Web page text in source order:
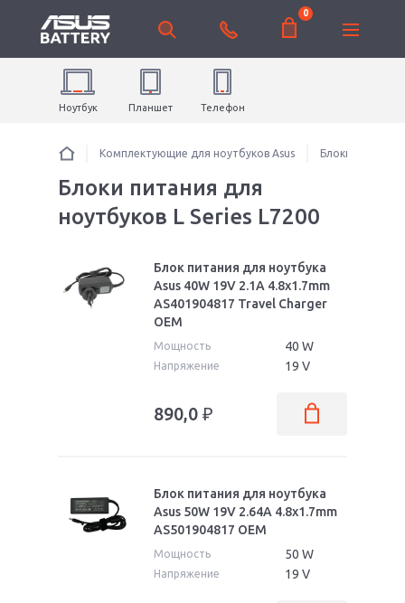
0
Ноутбук Планшет Телефон
Комплектующие для ноутбуков Asus Блоки питания
Блоки питания для
ноутбуков L Series L7200
Блок питания для ноутбука
Asus 40W 19V 2.1A 4.8x1.7mm
AS401904817 Travel Charger
OEM
Мощность 40 W
Напряжение 19 V
890,0 ₽
Блок питания для ноутбука
Asus 50W 19V 2.64A 4.8x1.7mm
AS501904817 OEM
Мощность 50 W
Напряжение 19 V